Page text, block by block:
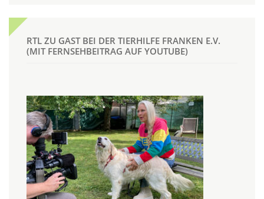
RTL ZU GAST BEI DER TIERHILFE FRANKEN E.V.
(MIT FERNSEHBEITRAG AUF YOUTUBE)